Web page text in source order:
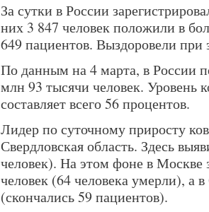
За сутки в России
них 3 847 человек положили в
649 пациентов. Выздоровели при
По данным на 4 марта, в России
млн 93 тысячи человек. Уровень
составляет всего 56 процентов.
Лидер по суточному приросту
Свердловская область. Здесь
человек). На этом фоне в Москве
человек (64 человека умерли), а
(скончались 59 пациентов).